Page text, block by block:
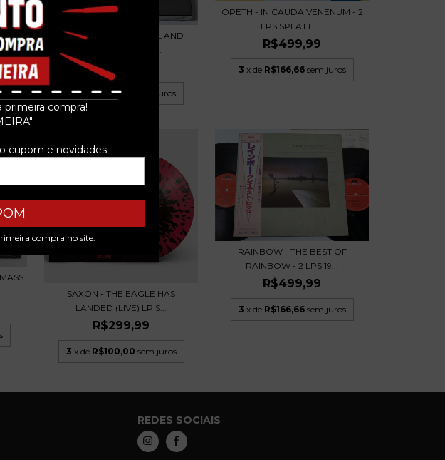
primeira compra!
cupom e novidades.
compra no site.
OPETH - THE LAST WILL AND
TESTAMENT - BO...
R$999,99
3 x deR$333,33 sem juros
OPETH - IN CAUDA VENENUM - 2
LPS SPLATTE...
R$499,99
3 x de R$166,66 sem juros
SAXON - THE EAGLE HAS
LANDED (LIVE) LP S...
R$299,99
3 x de R$100,00 sem juros
RAINBOW - THE BEST OF
RAINBOW - 2 LPS 19...
R$499,99
3 x de R$166,66 sem juros
REDES SOCIAIS